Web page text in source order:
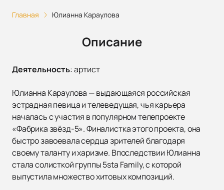
Главная Юлианна Караулова
Описание
Деятельность:артист
Юлианна Караулова — выдающаяся российская
эстрадная певица и телеведущая, чья карьера
началась с участия в популярном телепроекте
«Фабрика звёзд-5». Финалистка этого проекта, она
быстро завоевала сердца зрителей благодаря
своему таланту и харизме. Впоследствии Юлианна
стала солисткой группы 5sta Family, с которой
выпустила множество хитовых композиций.